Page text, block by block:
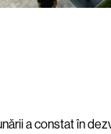
a constat în